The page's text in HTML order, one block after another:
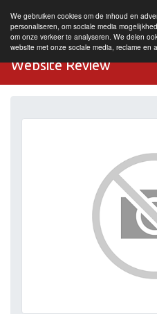
We gebruiken cookies om de inhoud en
personaliseren, om sociale media
om onze verkeer te analyseren. We delen
website met onze sociale media, reclame en
Website Review